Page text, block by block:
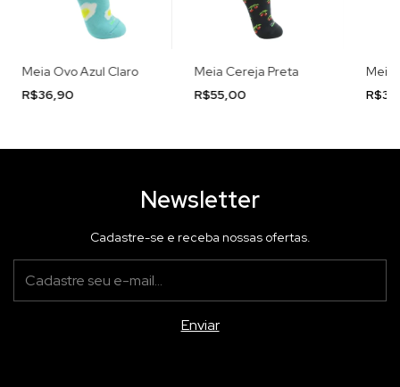
Meia Ovo Azul Claro
R$36,90
Meia Cereja Preta
R$55,00
Meia
Newsletter
Cadastre-se e receba nossas ofertas.